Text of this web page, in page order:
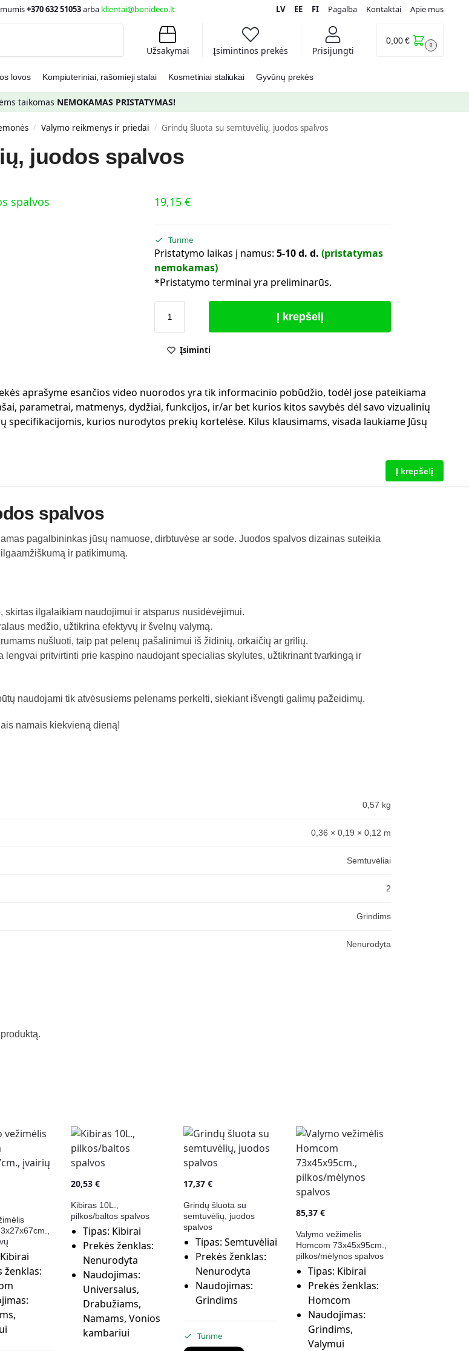
+370 632 51053arba klientai@bonideco.lt LV EE FI Pagalba Kontaktai Apie mus
Užsakymai Įsimintinos prekės Prisijungti
0,00€ 0
lovos Kompiuteriniai, rašomieji stalai Kosmetiniai staliukai Gyvūnų prekės
taikomas NEMOKAMAS PRISTATYMAS!
/ Valymo reikmenys ir priedai / Grindų šluota su semtuvėlių, juodos spalvos
juodos spalvos
19,15€
Turime
Pristatymo laikas į namus:5-10 d. d. (pristatymas
nemokamas)
*Pristatymo terminai yra preliminarūs.
Į krepšelį
Įsiminti
aprašyme esančios video nuorodos yra tik informacinio pobūdžio, todėl jose pateikiama
parametrai, matmenys, dydžiai, funkcijos, ir/ar bet kurios kitos savybės dėl savo vizualinių
kurios nurodytos prekių kortelėse. Kilus klausimams, visada laukiame Jūsų
Į krepšelį
spalvos
pagalbininkas jūsų namuose, dirbtuvėse ar sode. Juodos spalvos dizainas suteikia
ir patikimumą.
skirtas ilgalaikiam naudojimui ir atsparus nusidėvėjimui.
medžio, užtikrina efektyvų ir švelnų valymą.
nušluoti, taip pat pelenų pašalinimui iš židinių, orkaičių ar grilių.
lengvai pritvirtinti prie kaspino naudojant specialias skylutes, užtikrinant tvarkingą ir
naudojami tik atvėsusiems pelenams perkelti, siekiant išvengti galimų pažeidimų.
namais kiekvieną dieną!
0,57 kg
0,36 × 0,19 × 0,12 m
Semtuvėliai
2
Grindims
Nenurodyta
Kibirai
ženklas:
20,53€
Kibiras 10L.,
pilkos/baltos spalvos
Tipas: Kibirai
Prekės ženklas:
Nenurodyta
Naudojimas:
Universalus,
Drabužiams,
Namams, Vonios
kambariui
17,37€
Grindų šluota su
semtuvėlių, juodos
spalvos
Tipas:Semtuvėliai
Prekės ženklas:
Nenurodyta
Naudojimas:
Grindims
Turime
85,37 €
Valymo vežimėlis
Homcom 73x45x95cm.,
pilkos/mėlynos spalvos
Tipas: Kibirai
Prekės ženklas:
Homcom
Naudojimas:
Grindims,
Valymui